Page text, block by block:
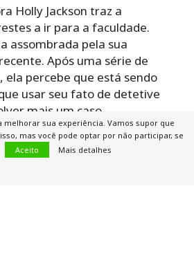
Holly Jackson traz a
a ir para a faculdade.
assombrada pela sua
Após uma série de
ela percebe que está sendo
usar seu fato de detetive
mais um caso.
melhorar sua experiência. Vamos supor que
mas você pode optar por não participar, se
Aceito Mais detalhes